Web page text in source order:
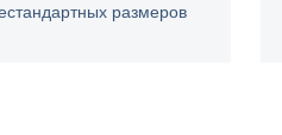
размеров